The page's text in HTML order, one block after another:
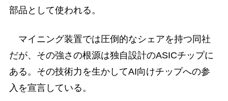
部品として使われる。
マイニング装置では圧倒的なシェアを持つ同社
だが、その強さの根源は独自設計のASICチップに
ある。その技術力を生かしてAI向けチップへの参
入を宣言している。